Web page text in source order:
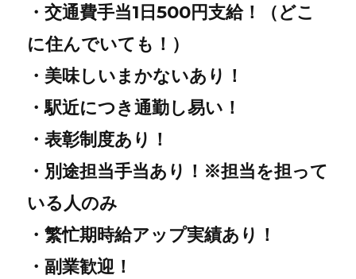
・交通費手当1日500円支給！（どこ
に住んでいても！）
・美味しいまかないあり！
・駅近につき通勤し易い！
・表彰制度あり！
・別途担当手当あり！※担当を担って
いる人のみ
・繁忙期時給アップ実績あり！
・副業歓迎！